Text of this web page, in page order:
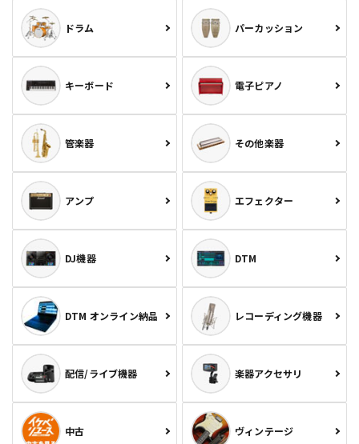
ドラム パーカッション
キーボード 電子ピアノ
管楽器 その他楽器
アンプ エフェクター
DJ機器 DTM
DTM オンライン納品 レコーディング機器
配信/ライブ機器 楽器アクセサリ
中古 ヴィンテージ